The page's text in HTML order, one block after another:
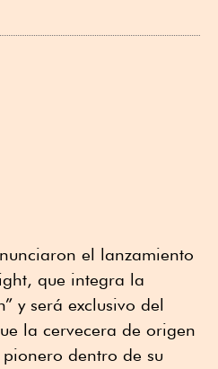
el lanzamiento
que integra la
y será exclusivo del
la cervecera de origen
dentro de su